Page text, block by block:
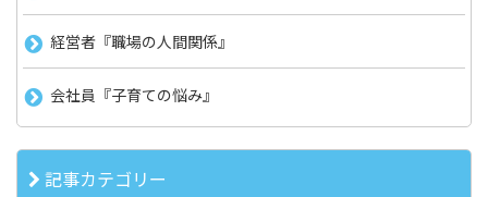
経営者『職場の人間関係』
会社員『子育ての悩み』
記事カテゴリー